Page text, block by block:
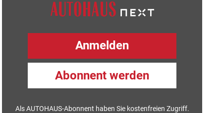
Anmelden
Abonnent werden
Als AUTOHAUS-Abonnent haben Sie kostenfreien Zugriff.